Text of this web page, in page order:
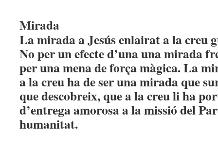
Mirada
La mirada a Jesús enlairat a la creu
No per un efecte d’una una mirada
per una mena de força màgica. La
a la creu ha de ser una mirada que
que descobreix, que a la creu li ha
d’entrega amorosa a la missió del
humanitat.